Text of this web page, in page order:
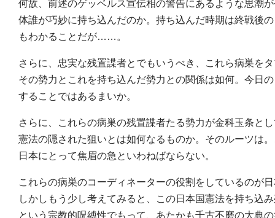
何故、前述のゲッベルス宣伝相の警告にあるような思潮
体誰が巧妙に持ち込んだのか。持ち込んだ時期は終戦後
もわかることだが……。
さらに、忠実な残置諜者とでもいうべき、これら病巣を
その勢力とこれを持ち込んだ勢力との関係は如何。今日
することではあるまいか。
さらに、これらの病巣の残置諜者たる勢力が金科玉条と
憲法の隠された狙いとは如何なるものか。そのルーツは
日本にとって焦眉の急といわねばならない。
これらの病巣のコーディネーターの役割をしているのが
しかしもう少し考えてみると、この日本国憲法を持ち込
という宗教的呪縛性でもって、あたかも千古不磨の大典